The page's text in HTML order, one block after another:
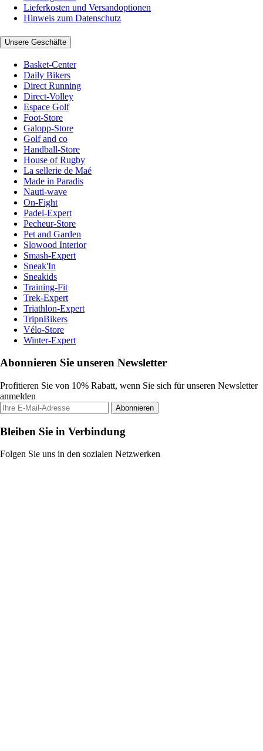
Lieferkosten und Versandoptionen
Hinweis zum Datenschutz
Unsere Geschäfte
Basket-Center
Daily Bikers
Direct Running
Direct-Volley
Espace Golf
Foot-Store
Galopp-Store
Golf and co
Handball-Store
House of Rugby
La sellerie de Maé
Made in Paradis
Nauti-wave
On-Fight
Padel-Expert
Pecheur-Store
Pet and Garden
Slowood Interior
Smash-Expert
Sneak'In
Sneakids
Training-Fit
Trek-Expert
Triathlon-Expert
TripnBikers
Vélo-Store
Winter-Expert
Abonnieren Sie unseren Newsletter
Profitieren Sie von 10% Rabatt, wenn Sie sich für unseren Newsletter
anmelden
Abonnieren
Bleiben Sie in Verbindung
Folgen Sie uns in den sozialen Netzwerken